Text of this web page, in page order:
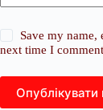
Save my name,
next time I